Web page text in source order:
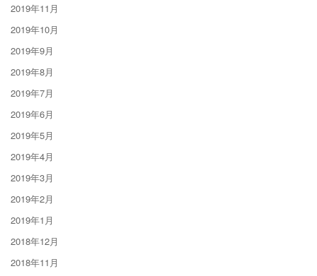
2019年11月
2019年10月
2019年9月
2019年8月
2019年7月
2019年6月
2019年5月
2019年4月
2019年3月
2019年2月
2019年1月
2018年12月
2018年11月